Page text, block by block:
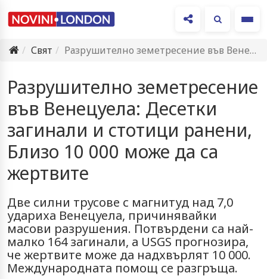
Свят
Разрушително земетресение във Венецуела: Десетки загинали и стотици ранени, Близо…
Разрушително земетресение
във Венецуела: Десетки
загинали и стотици ранени,
Близо 10 000 може да са
жертвите
Две силни трусове с магнитуд над 7,0
удариха Венецуела, причинявайки
масови разрушения. Потвърдени са най-
малко 164 загинали, а USGS прогнозира,
че жертвите може да надхвърлят 10 000.
Международната помощ се разгръща.